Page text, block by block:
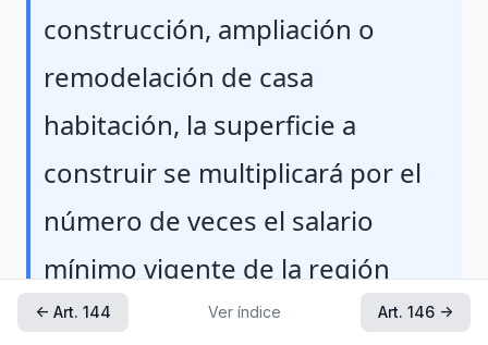
construcción, ampliación o
remodelación de casa
habitación, la superficie a
construir se multiplicará por el
número de veces el salario
mínimo vigente de la región
que corresponda, conforme a
← Art. 144 Ver índice Art. 146 →